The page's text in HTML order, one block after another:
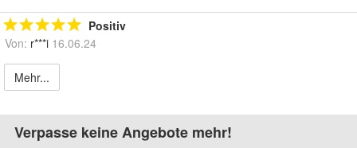
Positiv
Von: r***i 16.06.24
Mehr...
Verpasse keine Angebote mehr!